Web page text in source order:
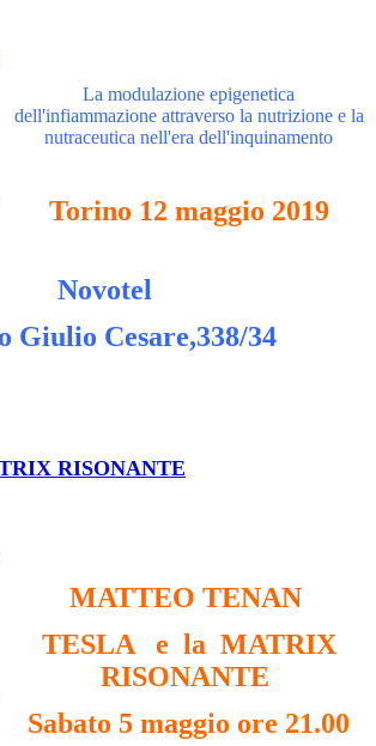
La modulazione epigenetica
dell'infiammazione attraverso la nutrizione e la
nutraceutica nell'era dell'inquinamento
Torino 12 maggio 2019
Novotel
Giulio Cesare,338/34
RISONANTE
MATTEO TENAN
TESLA e la MATRIX
RISONANTE
Sabato 5 maggio ore 21.00